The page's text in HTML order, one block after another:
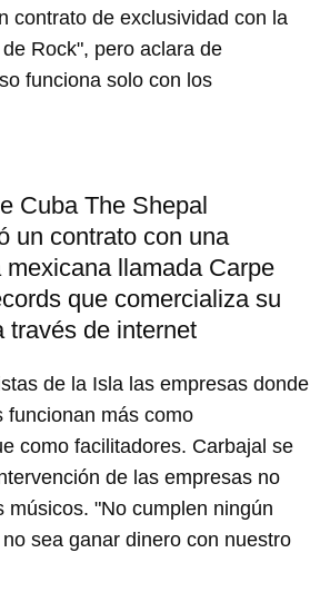
contrato de exclusividad con la
Rock", pero aclara de
funciona solo con los
Cuba The Shepal
un contrato con una
mexicana llamada Carpe
que comercializa su
través de internet
de la Isla las empresas donde
funcionan más como
como facilitadores. Carbajal se
de las empresas no
músicos. "No cumplen ningún
sea ganar dinero con nuestro